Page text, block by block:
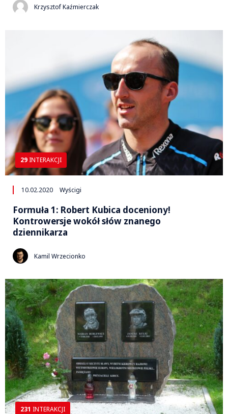
Krzysztof Kaźmierczak
29 INTERAKCJI
10.02.2020 Wyścigi
Formuła 1: Robert Kubica doceniony!
Kontrowersje wokół słów znanego
dziennikarza
Kamil Wrzecionko
231 INTERAKCJI